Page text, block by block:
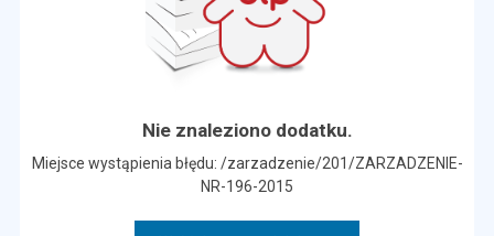
Nie znaleziono dodatku.
Miejsce wystąpienia błędu: /zarzadzenie/201/ZARZADZENIE-
NR-196-2015